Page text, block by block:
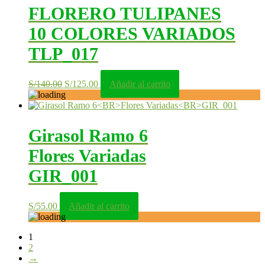
FLORERO TULIPANES
10 COLORES VARIADOS
TLP_017
S/140.00 El
precio
original
S/125.00El
actual
Añadir al carrito
Girasol Ramo 6
Flores Variadas
GIR_001
S/55.00 Añadir al carrito
1
2
→